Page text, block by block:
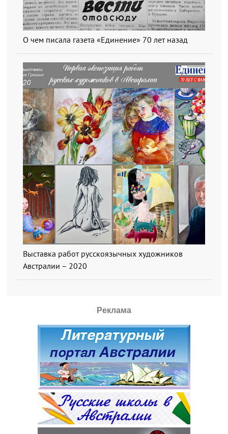
О чем писала газета «Единение» 70 лет назад
Выставка работ русскоязычных художников
Австралии – 2020
Реклама